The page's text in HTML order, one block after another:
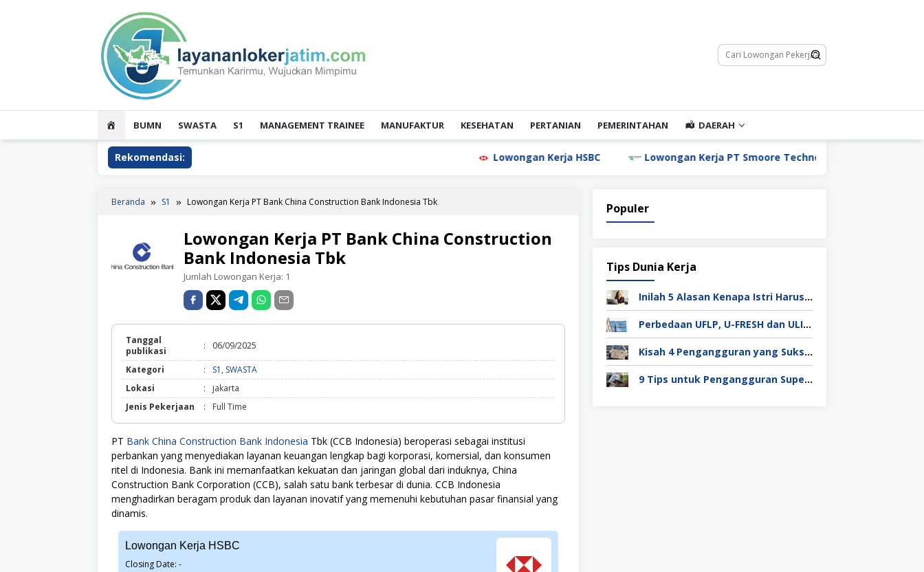
HOMEBUMN SWASTA S1 MANAGEMENT TRAINEE MANUFAKTUR KESEHATAN PERTANIAN PEMERINTAHAN DAERAH
Rekomendasi: Lowongan Kerja HSBC Lowongan Kerja PT Smoore Technology Indonesia
Beranda S1 Lowongan Kerja PT Bank China Construction Bank Indonesia Tbk
Lowongan Kerja PT Bank China Construction
Bank Indonesia Tbk
Jumlah Lowongan Kerja: 1
Tanggal
publikasi
: 06/09/2025
Kategori : S1 , SWASTA
SWASTA
Lokasi :
jakarta
Jenis Pekerjaan
: Full Time
PT Bank China Construction Bank Indonesia Tbk (CCB Indonesia) beroperasi sebagai institusi
perbankan yang menyediakan layanan keuangan lengkap bagi korporasi, komersial, dan konsumen
ritel di Indonesia. Bank ini memanfaatkan kekuatan dan jaringan global dari induknya, China
Construction Bank Corporation (CCB), salah satu bank terbesar di dunia. CCB Indonesia
menghadirkan beragam produk dan layanan inovatif yang memenuhi kebutuhan pasar finansial yang
dinamis.
Lowongan Kerja HSBC
Closing Date: -
Populer
Tips Dunia Kerja
Inilah 5 Alasan Kenapa Istri Harus Punya Uang Sendiri Setelah Menikah
Perbedaan UFLP, U-FRESH dan ULIP pada Program Unilever
Kisah 4 Pengangguran yang Sukses Mendapat Kerja
9 Tips untuk Pengangguran Super Duper Penting